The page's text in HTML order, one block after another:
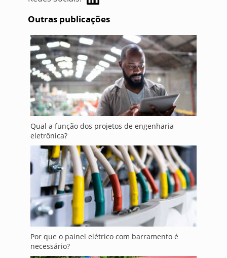
Outras publicações
Qual a função dos projetos de engenharia
eletrônica?
Por que o painel elétrico com barramento é
necessário?